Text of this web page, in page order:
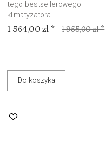
tego bestsellerowego
klimatyzatora...
1 564,00 zł * 1 955,00 zł *
Do koszyka